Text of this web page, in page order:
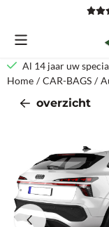
Cookievoorkeuren
Al 14 jaar uw
Home / CAR-BAGS /
overzicht